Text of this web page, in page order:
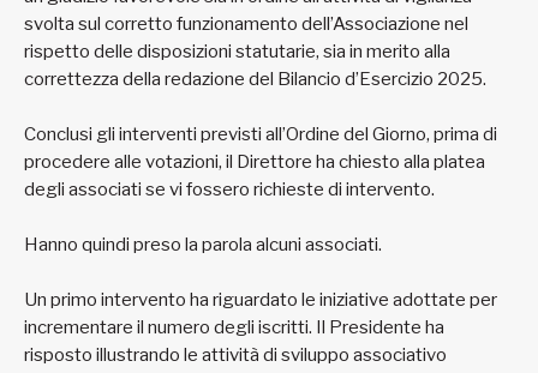
svolta sul corretto funzionamento dell’Associazione nel
rispetto delle disposizioni statutarie, sia in merito alla
correttezza della redazione del Bilancio d’Esercizio 2025.
Conclusi gli interventi previsti all’Ordine del Giorno, prima di
procedere alle votazioni, il Direttore ha chiesto alla platea
degli associati se vi fossero richieste di intervento.
Hanno quindi preso la parola alcuni associati.
Un primo intervento ha riguardato le iniziative adottate per
incrementare il numero degli iscritti. Il Presidente ha
risposto illustrando le attività di sviluppo associativo